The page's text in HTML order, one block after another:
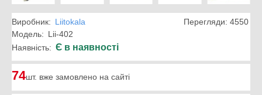
Перегляди: 4550
Виробник: Liitokala
Модель: Lii-402
Наявність: Є в наявності
74шт. вже замовлено на сайті